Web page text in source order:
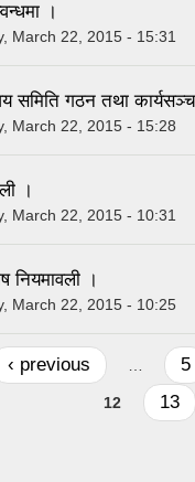
।
March 22, 2015 - 15:31
समिति गठन तथा
March 22, 2015 - 15:28
।
March 22, 2015 - 10:31
नियमावली ।
March 22, 2015 - 10:25
‹ previous 5
12 13